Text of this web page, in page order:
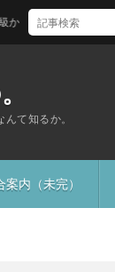
て知るか。
案内（未完）